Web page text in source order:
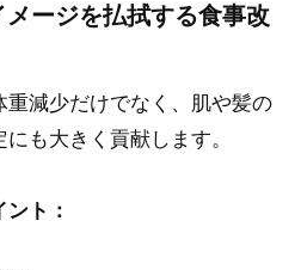
ージを払拭する食事改
減少だけでなく、肌や髪の
も大きく貢献します。
ト：